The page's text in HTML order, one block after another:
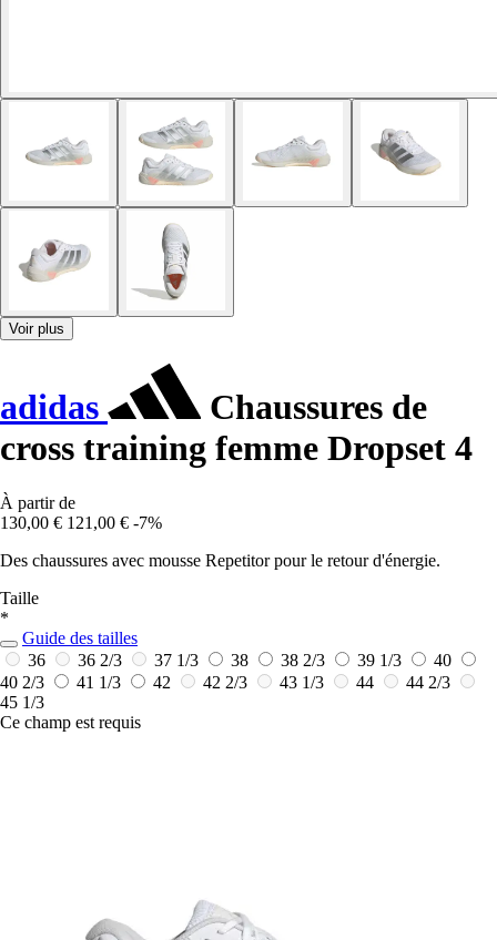
Voir plus
adidas
Chaussures de
cross training femme Dropset 4
À partir de
130,00 € 121,00 € -7%
Des chaussures avec mousse Repetitor pour le retour d'énergie.
Taille
*
Guide des tailles
36
36 2/3 37 1/3 38 38 2/3 39 1/3
40
40 2/3
41 1/3 42 42 2/3 43 1/3 44
44 2/3
45 1/3
Ce champ est requis